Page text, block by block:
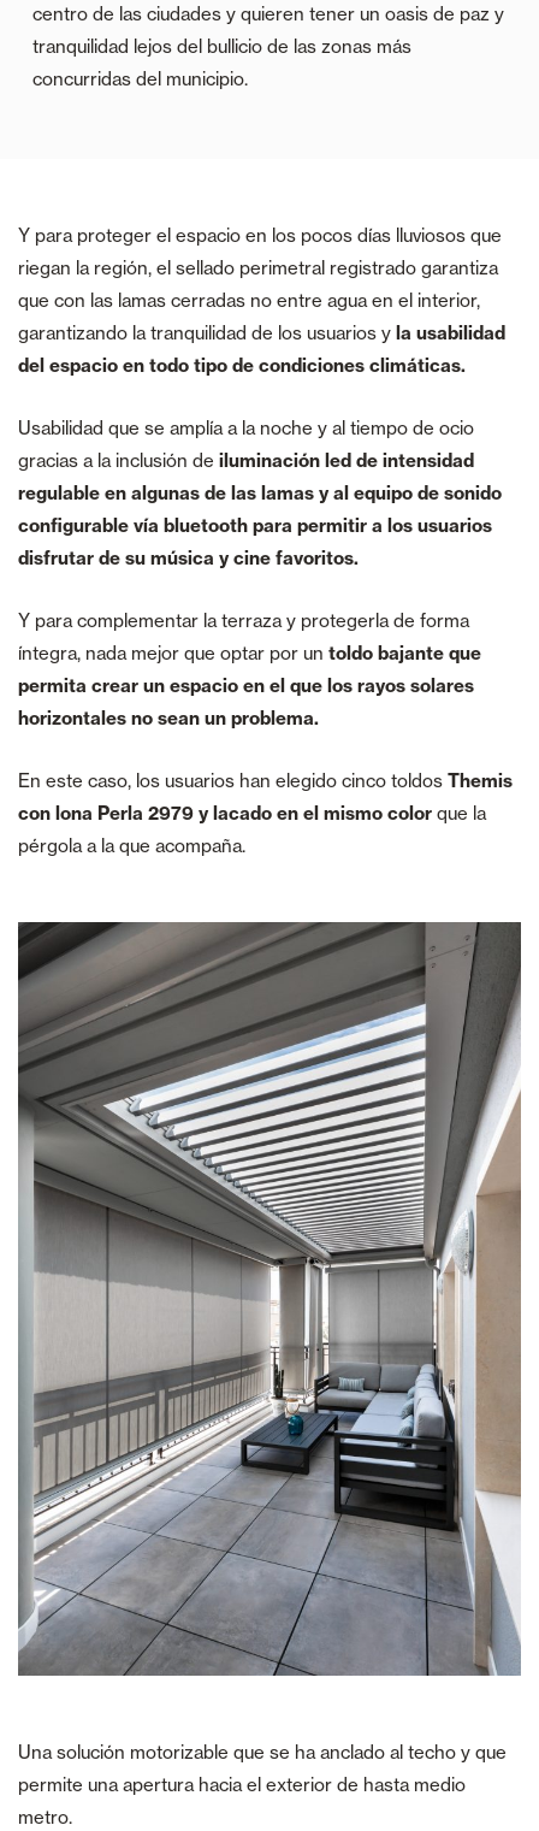
centro de las ciudades y quieren tener un oasis de paz y
tranquilidad lejos del bullicio de las zonas más
concurridas del municipio.
Y para proteger el espacio en los pocos días lluviosos que
riegan la región, el sellado perimetral registrado garantiza
que con las lamas cerradas no entre agua en el interior,
garantizando la tranquilidad de los usuarios y la usabilidad
del espacio en todo tipo de condiciones climáticas.
Usabilidad que se amplía a la noche y al tiempo de ocio
gracias a la inclusión de iluminación led de intensidad
regulable en algunas de las lamas y al equipo de sonido
configurable vía bluetooth para permitir a los usuarios
disfrutar de su música y cine favoritos.
Y para complementar la terraza y protegerla de forma
íntegra, nada mejor que optar por un toldo bajante que
permita crear un espacio en el que los rayos solares
horizontales no sean un problema.
En este caso, los usuarios han elegido cinco toldos Themis
con lona Perla 2979 y lacado en el mismo color que la
pérgola a la que acompaña.
Una solución motorizable que se ha anclado al techo y que
permite una apertura hacia el exterior de hasta medio
metro.